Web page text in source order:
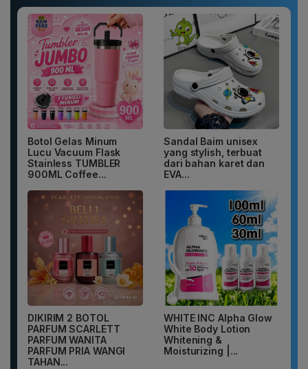
Botol Gelas Minum
Lucu Vacuum Flask
Stainless TUMBLER
900ML Coffee...
Sandal Baim unisex
yang stylish, terbuat
dari bahan karet dan
EVA...
DIKIRIM 2 BOTOL
PARFUM SCARLETT
PARFUM WANITA
PARFUM PRIA WANGI
TAHAN...
WHITE INC Alpha Glow
White Body Lotion
Whitening &
Moisturizing |...